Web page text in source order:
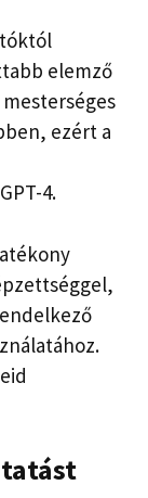
elemző
ezért a
4.